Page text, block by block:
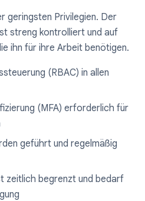
geringsten Privilegien. Der
streng kontrolliert und auf
ihn für ihre Arbeit benötigen.
(RBAC) in allen
(MFA) erforderlich für
geführt und regelmäßig
zeitlich begrenzt und bedarf